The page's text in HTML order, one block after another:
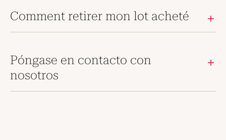
Comment retirer mon lot acheté
Póngase en contacto con
nosotros